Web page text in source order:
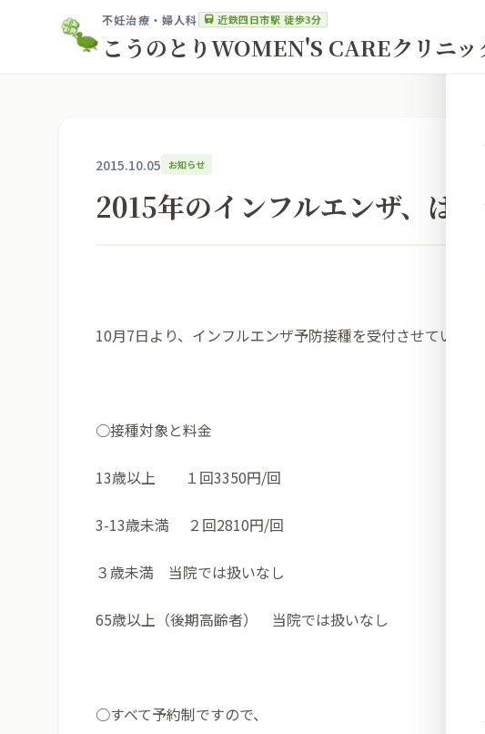
不妊治療・婦人科 近鉄四日市駅 徒歩3分
こうのとりWOMEN'S CAREクリニッ
2015.10.05 お知らせ
2015年のインフルエンザ、は
10月7日より、インフルエンザ予防接種を受付させていた
○接種対象と料金
13歳以上 １回3350円/回
3-13歳未満 ２回2810円/回
３歳未満 当院では扱いなし
65歳以上（後期高齢者） 当院では扱いなし
○すべて予約制ですので、